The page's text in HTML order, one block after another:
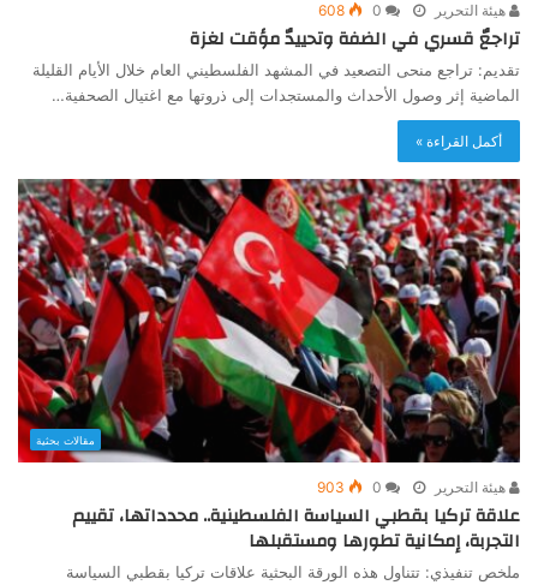
هيئة التحرير 0
608
تراجعٌ قسري في الضفة وتحييدٌ مؤقت لغزة
تقديم: تراجع منحى التصعيد في المشهد الفلسطيني العام خلال الأيام القليلة
الماضية إثر وصول الأحداث والمستجدات إلى ذروتها مع اغتيال الصحفية…
أكمل القراءة »
مقالات بحثية
هيئة التحرير 0
903
علاقة تركيا بقطبي السياسة الفلسطينية.. محدداتها، تقييم
التجربة، إمكانية تطورها ومستقبلها
ملخص تنفيذي: تتناول هذه الورقة البحثية علاقات تركيا بقطبي السياسة